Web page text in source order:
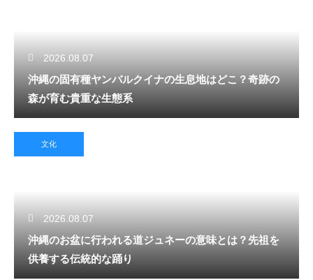
2026.08.07
沖縄の固有種ヤンバルクイナの生息地はどこ？奇跡の
森が育む貴重な生態系
文化
2026.08.07
沖縄のお盆に行われる道ジュネーの意味とは？先祖を
供養する伝統的な踊り